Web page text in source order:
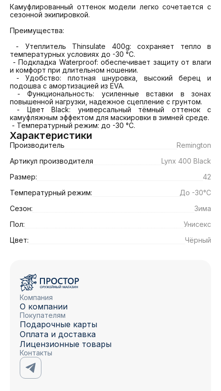
Камуфлированный оттенок модели легко сочетается с
сезонной экипировкой.
Преимущества:
температурных условиях до -30 °C.
и комфорт при длительном ношении.
подошва с амортизацией из EVA.
повышенной нагрузки, надежное сцепление с грунтом.
камуфляжным эффектом для маскировки в зимней среде.
- Температурный режим: до -30 °C.
Характеристики
Производитель
Remington
Артикул производителя
Lynx 400 Black
Размер:
42
Температурный режим:
До -30°C
Сезон:
Зима
Пол:
Унисекс
Цвет:
Чёрный
Компания
О компании
Покупателям
Подарочные карты
Оплата и доставка
Лицензионные товары
Контакты